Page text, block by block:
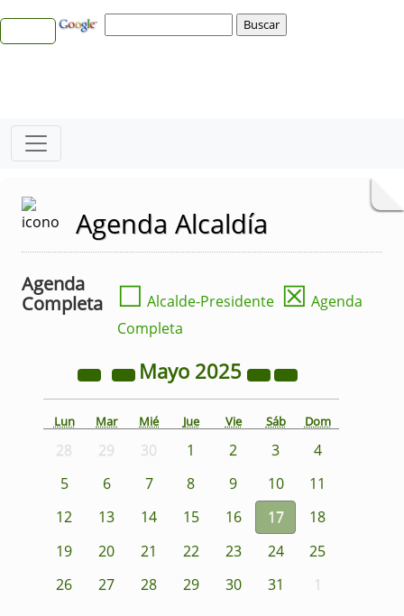
Agenda Alcaldía
Agenda
Completa
☐ Alcalde-Presidente ☒ Agenda
Completa
Mayo 2025
Lun Mar Mié Jue Vie Sáb Dom
28 29 30 1 2 3
4
5
6 7 8 9 10
11
12
13 14 15 16 17
18
19
20 21 22 23 24
25
26
27 28 29 30 31 1